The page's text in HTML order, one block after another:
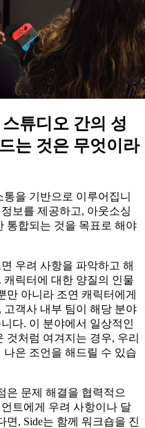
튜디오 간의 성
는 것은 무엇이라
을 기반으로 이루어집니
보를 제공하고, 아웃소싱
통합되는 것을 목표로 해야
우려 사항을 파악하고 해
릭터에 대한 양질의 인물
만 아니라 조연 캐릭터에게
고객사 내부 팀이 해당 분야
다. 이 분야에서 일상적인
것처럼 여겨지는 경우, 우리
은 조언을 해드릴 수 있습
은 문제 해결을 협력적으
트에게 우려 사항이나 달
면 , Side는 함께 워크숍을 진